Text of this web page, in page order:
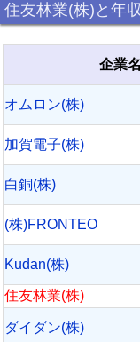
住友林業(株)と年
企業名
オムロン(株)
加賀電子(株)
白銅(株)
(株)FRONTEO
Kudan(株)
住友林業(株)
ダイダン(株)